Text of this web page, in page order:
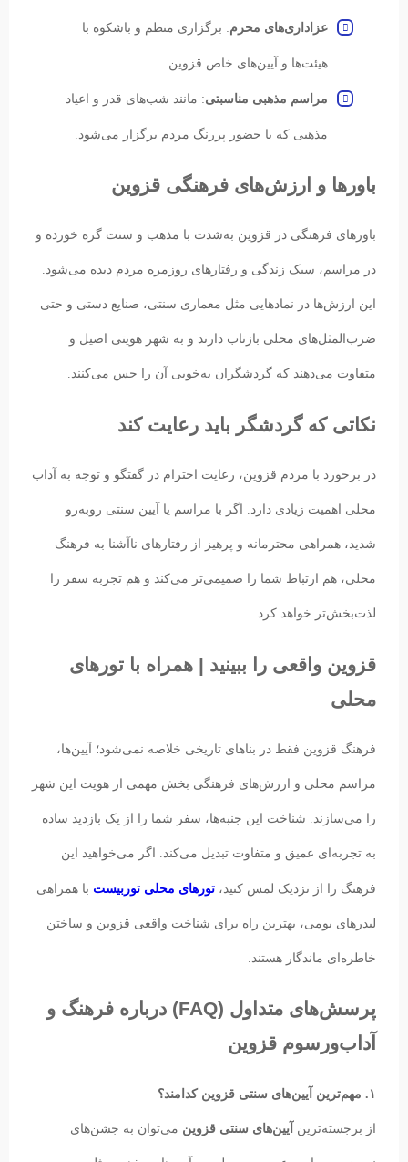
عزاداری‌های محرم: برگزاری منظم و باشکوه با
هیئت‌ها و آیین‌های خاص قزوین.
مراسم مذهبی مناسبتی: مانند شب‌های قدر و اعیاد
مذهبی که با حضور پررنگ مردم برگزار می‌شود.
باورها و ارزش‌های فرهنگی قزوین
باورهای فرهنگی در قزوین به‌شدت با مذهب و سنت گره خورده و
در مراسم، سبک زندگی و رفتارهای روزمره مردم دیده می‌شود.
این ارزش‌ها در نمادهایی مثل معماری سنتی، صنایع دستی و حتی
ضرب‌المثل‌های محلی بازتاب دارند و به شهر هویتی اصیل و
متفاوت می‌دهند که گردشگران به‌خوبی آن را حس می‌کنند.
نکاتی که گردشگر باید رعایت کند
در برخورد با مردم قزوین، رعایت احترام در گفتگو و توجه به آداب
محلی اهمیت زیادی دارد. اگر با مراسم یا آیین سنتی روبه‌رو
شدید، همراهی محترمانه و پرهیز از رفتارهای ناآشنا به فرهنگ
محلی، هم ارتباط شما را صمیمی‌تر می‌کند و هم تجربه سفر را
لذت‌بخش‌تر خواهد کرد.
قزوین واقعی را ببینید | همراه با تورهای
محلی
فرهنگ قزوین فقط در بناهای تاریخی خلاصه نمی‌شود؛ آیین‌ها،
مراسم محلی و ارزش‌های فرهنگی بخش مهمی از هویت این شهر
را می‌سازند. شناخت این جنبه‌ها، سفر شما را از یک بازدید ساده
به تجربه‌ای عمیق و متفاوت تبدیل می‌کند. اگر می‌خواهید این
فرهنگ را از نزدیک لمس کنید، تورهای محلی توربیست با همراهی
لیدرهای بومی، بهترین راه برای شناخت واقعی قزوین و ساختن
خاطره‌ای ماندگار هستند.
پرسش‌های متداول (FAQ) درباره فرهنگ و
آداب‌ورسوم قزوین
۱. مهم‌ترین آیین‌های سنتی قزوین کدامند؟
از برجسته‌ترین آیین‌های سنتی قزوین می‌توان به جشن‌های